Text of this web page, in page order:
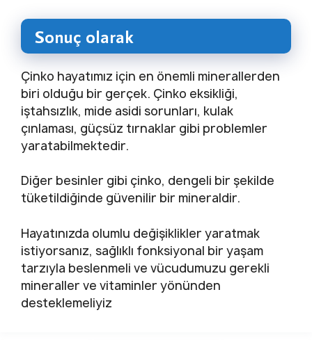
Sonuç olarak
Çinko hayatımız için en önemli minerallerden
biri olduğu bir gerçek. Çinko eksikliği,
iştahsızlık, mide asidi sorunları, kulak
çınlaması, güçsüz tırnaklar gibi problemler
yaratabilmektedir.
Diğer besinler gibi çinko, dengeli bir şekilde
tüketildiğinde güvenilir bir mineraldir.
Hayatınızda olumlu değişiklikler yaratmak
istiyorsanız, sağlıklı fonksiyonal bir yaşam
tarzıyla beslenmeli ve vücudumuzu gerekli
mineraller ve vitaminler yönünden
desteklemeliyiz